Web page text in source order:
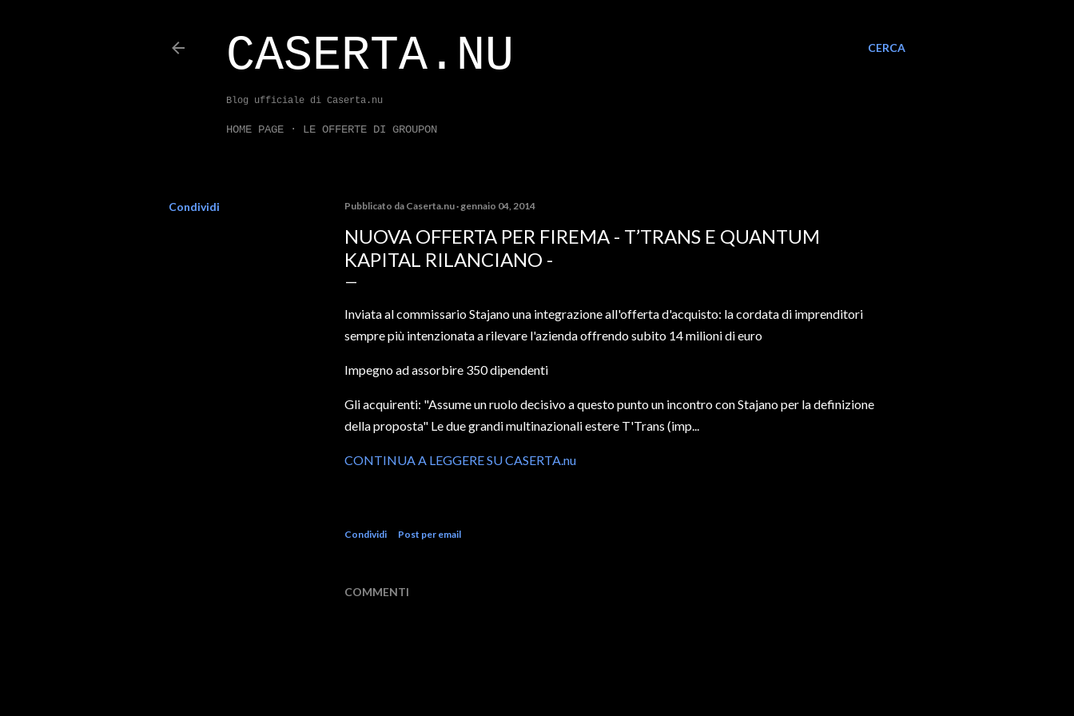
CERCA
CASERTA.NU
Blog ufficiale di Caserta.nu
HOME PAGE LE OFFERTE DI GROUPON
Condividi Pubblicato da Caserta.nu gennaio 04, 2014
NUOVA OFFERTA PER FIREMA - T’TRANS E QUANTUM
KAPITAL RILANCIANO -
Inviata al commissario Stajano una integrazione all'offerta d'acquisto: la cordata di imprenditori
sempre più intenzionata a rilevare l'azienda offrendo subito 14 milioni di euro
Impegno ad assorbire 350 dipendenti
Gli acquirenti: "Assume un ruolo decisivo a questo punto un incontro con Stajano per la definizione
della proposta" Le due grandi multinazionali estere T'Trans (imp...
CONTINUA A LEGGERE SU CASERTA.nu
Condividi Post per email
COMMENTI